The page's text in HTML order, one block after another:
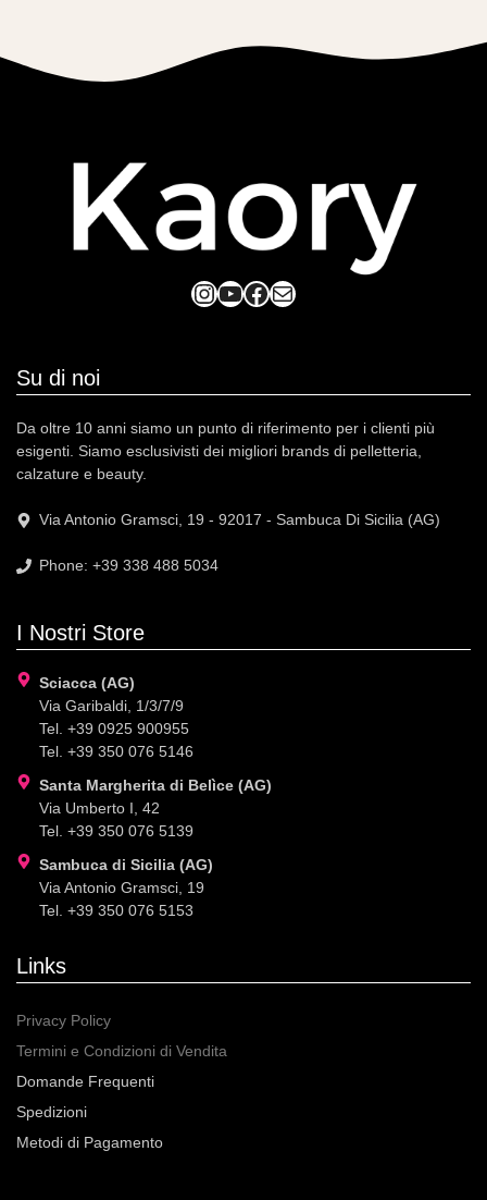
Instagram
YouTube
Facebook
Mail
Su di noi
Da oltre 10 anni siamo un punto di riferimento per i clienti più
esigenti. Siamo esclusivisti dei migliori brands di pelletteria,
calzature e beauty.
Via Antonio Gramsci, 19 - 92017 - Sambuca Di Sicilia (AG)
Phone: +39 338 488 5034
I Nostri Store
Sciacca (AG)
Via Garibaldi, 1/3/7/9
Tel. +39 0925 900955
Tel. +39 350 076 5146
Santa Margherita di Belìce (AG)
Via Umberto I, 42
Tel. +39 350 076 5139
Sambuca di Sicilia (AG)
Via Antonio Gramsci, 19
Tel. +39 350 076 5153
Links
Privacy Policy
Termini e Condizioni di Vendita
Domande Frequenti
Spedizioni
Metodi di Pagamento